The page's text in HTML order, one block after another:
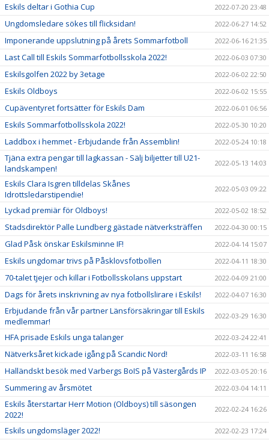
Eskils deltar i Gothia Cup 2022-07-20 23:48
Ungdomsledare sökes till flicksidan! 2022-06-27 14:52
Imponerande uppslutning på årets Sommarfotboll 2022-06-16 21:35
Last Call till Eskils Sommarfotbollsskola 2022! 2022-06-03 07:30
Eskilsgolfen 2022 by 3etage 2022-06-02 22:50
Eskils Oldboys 2022-06-02 15:55
Cupäventyret fortsätter för Eskils Dam 2022-06-01 06:56
Eskils Sommarfotbollsskola 2022! 2022-05-30 10:20
Laddbox i hemmet - Erbjudande från Assemblin! 2022-05-24 10:18
Tjäna extra pengar till lagkassan - Sälj biljetter till U21-
landskampen!
2022-05-13 14:03
Eskils Clara Isgren tilldelas Skånes
Idrottsledarstipendie!
2022-05-03 09:22
Lyckad premiär för Oldboys! 2022-05-02 18:52
Stadsdirektör Palle Lundberg gästade nätverksträffen 2022-04-30 00:15
Glad Påsk önskar Eskilsminne IF! 2022-04-14 15:07
Eskils ungdomar trivs på Påsklovsfotbollen 2022-04-11 18:30
70-talet tjejer och killar i Fotbollsskolans uppstart 2022-04-09 21:00
Dags för årets inskrivning av nya fotbollslirare i Eskils! 2022-04-07 16:30
Erbjudande från vår partner Länsförsäkringar till Eskils
medlemmar!
2022-03-29 16:30
HFA prisade Eskils unga talanger 2022-03-24 22:41
Nätverksåret kickade igång på Scandic Nord! 2022-03-11 16:58
Halländskt besök med Varbergs BoIS på Västergårds IP 2022-03-05 20:16
Summering av årsmötet 2022-03-04 14:11
Eskils återstartar Herr Motion (Oldboys) till säsongen
2022!
2022-02-24 16:26
Eskils ungdomsläger 2022! 2022-02-23 17:24